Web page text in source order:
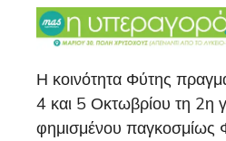
Η κοινότητα Φύτης
4 και 5 Οκτωβρίου τη 2η
φημισμένου παγκοσμίως